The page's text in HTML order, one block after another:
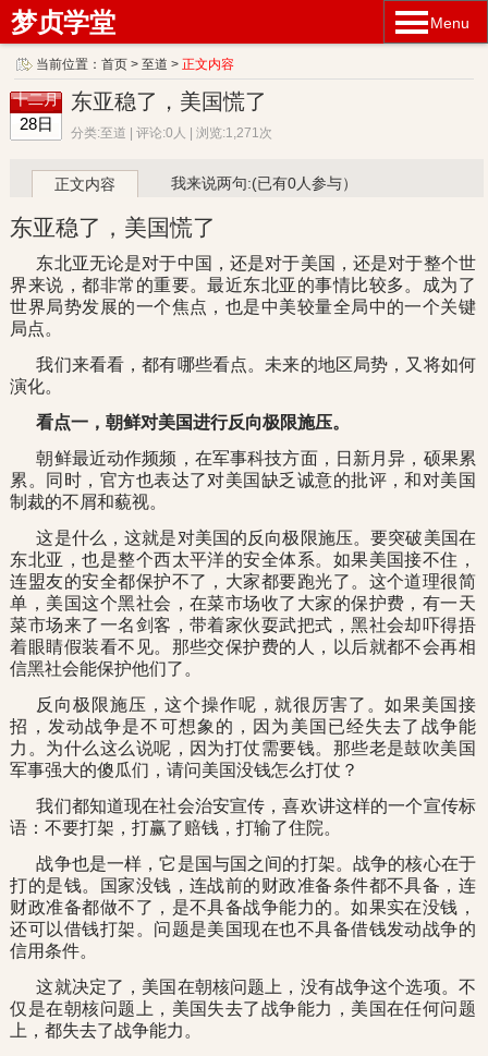
Menu
梦贞学堂
当前位置：首页 >至道 >正文内容
十二月
28日
东亚稳了，美国慌了
分类:至道 | 评论:0人 | 浏览:1,271次
正文内容 我来说两句:(已有0人参与）
东亚稳了，美国慌了
东北亚无论是对于中国，还是对于美国，还是对于整个世
界来说，都非常的重要。最近东北亚的事情比较多。成为了
世界局势发展的一个焦点，也是中美较量全局中的一个关键
局点。
我们来看看，都有哪些看点。未来的地区局势，又将如何
演化。
看点一，朝鲜对美国进行反向极限施压。
朝鲜最近动作频频，在军事科技方面，日新月异，硕果累
累。同时，官方也表达了对美国缺乏诚意的批评，和对美国
制裁的不屑和藐视。
这是什么，这就是对美国的反向极限施压。要突破美国在
东北亚，也是整个西太平洋的安全体系。如果美国接不住，
连盟友的安全都保护不了，大家都要跑光了。这个道理很简
单，美国这个黑社会，在菜市场收了大家的保护费，有一天
菜市场来了一名剑客，带着家伙耍武把式，黑社会却吓得捂
着眼睛假装看不见。那些交保护费的人，以后就都不会再相
信黑社会能保护他们了。
反向极限施压，这个操作呢，就很厉害了。如果美国接
招，发动战争是不可想象的，因为美国已经失去了战争能
力。为什么这么说呢，因为打仗需要钱。那些老是鼓吹美国
军事强大的傻瓜们，请问美国没钱怎么打仗？
我们都知道现在社会治安宣传，喜欢讲这样的一个宣传标
语：不要打架，打赢了赔钱，打输了住院。
战争也是一样，它是国与国之间的打架。战争的核心在于
打的是钱。国家没钱，连战前的财政准备条件都不具备，连
财政准备都做不了，是不具备战争能力的。如果实在没钱，
还可以借钱打架。问题是美国现在也不具备借钱发动战争的
信用条件。
这就决定了，美国在朝核问题上，没有战争这个选项。不
仅是在朝核问题上，美国失去了战争能力，美国在任何问题
上，都失去了战争能力。